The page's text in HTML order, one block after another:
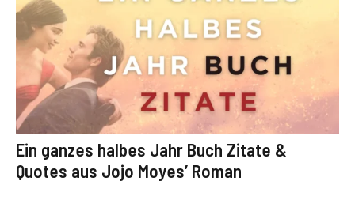
Ein ganzes halbes Jahr Buch Zitate &
Quotes aus Jojo Moyes’ Roman